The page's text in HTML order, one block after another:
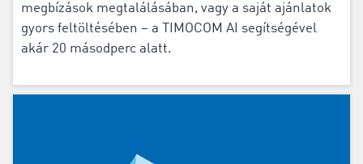
megbízások megtalálásában, vagy a saját ajánlatok
gyors feltöltésében – a TIMOCOM AI segítségével
akár 20 másodperc alatt.